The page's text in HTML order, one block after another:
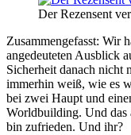
Der Rezensent
Zusammengefasst: Wir
angedeuteten Ausblick
Sicherheit danach nicht
immerhin weiß, wie es
bei zwei Haupt und
Worldbuilding. Und das
bin zufrieden. Und ihr?